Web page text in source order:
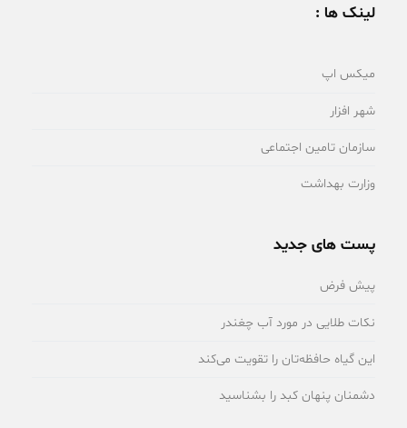
لینک ها :
میکس اپ
شهر افزار
سازمان تامین اجتماعی
وزارت بهداشت
پست های جدید
پیش فرض
نکات طلایی در مورد آب چغندر
این گیاه حافظه‌تان را تقویت می‌کند
دشمنان پنهان کبد را بشناسید